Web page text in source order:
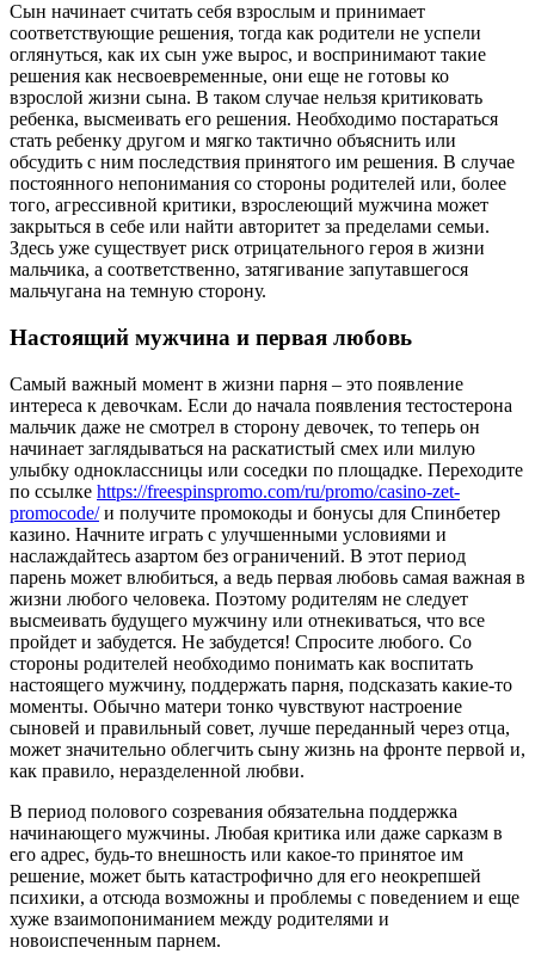
Сын начинает считать себя взрослым и принимает
соответствующие решения, тогда как родители не успели
оглянуться, как их сын уже вырос, и воспринимают такие
решения как несвоевременные, они еще не готовы ко
взрослой жизни сына. В таком случае нельзя критиковать
ребенка, высмеивать его решения. Необходимо постараться
стать ребенку другом и мягко тактично объяснить или
обсудить с ним последствия принятого им решения. В случае
постоянного непонимания со стороны родителей или, более
того, агрессивной критики, взрослеющий мужчина может
закрыться в себе или найти авторитет за пределами семьи.
Здесь уже существует риск отрицательного героя в жизни
мальчика, а соответственно, затягивание запутавшегося
мальчугана на темную сторону.
Настоящий мужчина и первая любовь
Самый важный момент в жизни парня – это появление
интереса к девочкам. Если до начала появления тестостерона
мальчик даже не смотрел в сторону девочек, то теперь он
начинает заглядываться на раскатистый смех или милую
улыбку одноклассницы или соседки по площадке. Переходите
по ссылке https://freespinspromo.com/ru/promo/casino-zet-
promocode/и получите промокоды и бонусы для Спинбетер
казино. Начните играть с улучшенными условиями и
наслаждайтесь азартом без ограничений. В этот период
парень может влюбиться, а ведь первая любовь самая важная в
жизни любого человека. Поэтому родителям не следует
высмеивать будущего мужчину или отнекиваться, что все
пройдет и забудется. Не забудется! Спросите любого. Со
стороны родителей необходимо понимать как воспитать
настоящего мужчину, поддержать парня, подсказать какие-то
моменты. Обычно матери тонко чувствуют настроение
сыновей и правильный совет, лучше переданный через отца,
может значительно облегчить сыну жизнь на фронте первой и,
как правило, неразделенной любви.
В период полового созревания обязательна поддержка
начинающего мужчины. Любая критика или даже сарказм в
его адрес, будь-то внешность или какое-то принятое им
решение, может быть катастрофично для его неокрепшей
психики, а отсюда возможны и проблемы с поведением и еще
хуже взаимопониманием между родителями и
новоиспеченным парнем.